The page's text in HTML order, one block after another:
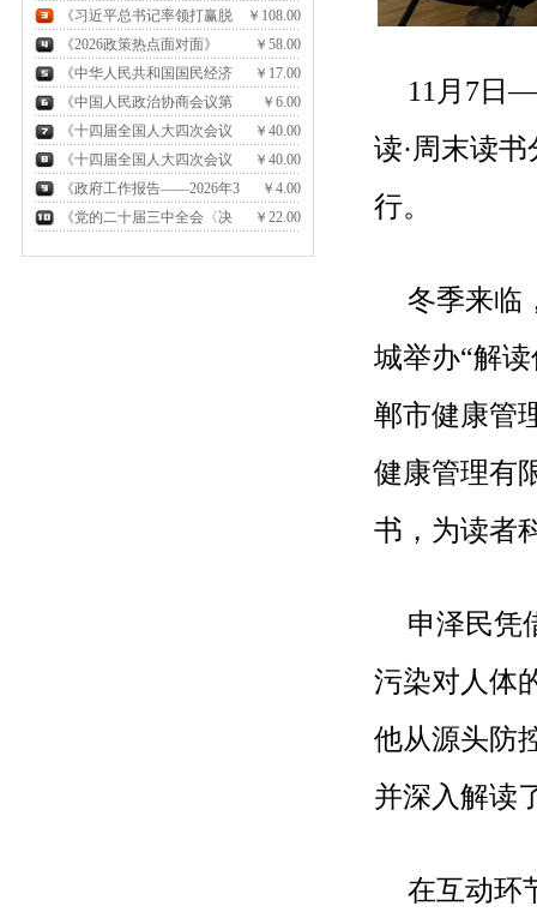
11月7日
读·周末读
行。
冬季来临
城举办“解
郸市健康管
健康管理有
书，为读者
申泽民凭
污染对人体
他从源头防
并深入解读
在互动环
答》
《习近平总书记率领打赢脱
贫攻坚战》
￥108.00
《2026政策热点面对面》
￥58.00
《中华人民共和国国民经济
和社会发展第十五个五年规划纲
要》
￥17.00
《中国人民政治协商会议第
十四届全国委员会第四次会议文
件汇编》
￥6.00
《十四届全国人大四次会议
〈政府工作报告〉学习问答》
（2026）
￥40.00
《十四届全国人大四次会议
〈政府工作报告〉辅导读本》
（2026）
￥40.00
《政府工作报告——2026年3
月5日在第十四届全国人民代表大
￥4.00
《党的二十届三中全会〈决
￥22.00